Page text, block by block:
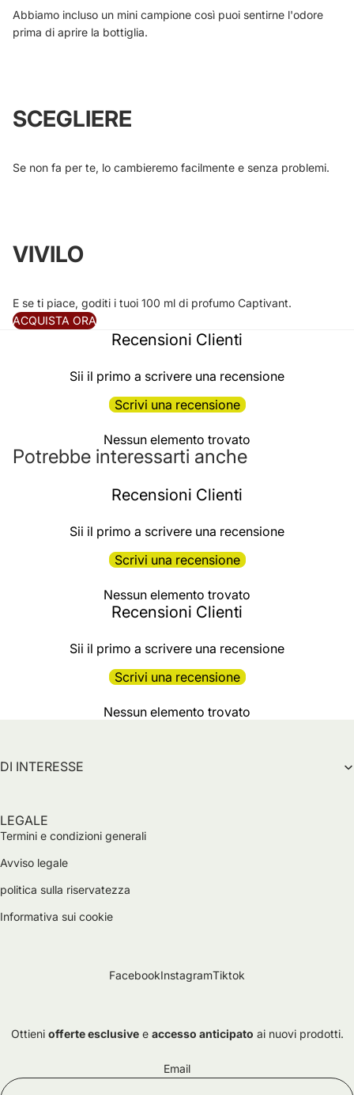
Abbiamo incluso un mini campione così puoi sentirne l'odore
prima di aprire la bottiglia.
SCEGLIERE
Se non fa per te, lo cambieremo facilmente e senza problemi.
VIVILO
E se ti piace, goditi i tuoi 100 ml di profumo Captivant.
ACQUISTA ORA
Recensioni Clienti
Sii il primo a scrivere una recensione
Scrivi una recensione
Nessun elemento trovato
Potrebbe interessarti anche
Recensioni Clienti
Sii il primo a scrivere una recensione
Scrivi una recensione
Nessun elemento trovato
Recensioni Clienti
Sii il primo a scrivere una recensione
Scrivi una recensione
Nessun elemento trovato
DI INTERESSE
LEGALE
Termini e condizioni generali
Avviso legale
politica sulla riservatezza
Informativa sui cookie
FacebookInstagramTiktok
Ottieni offerte esclusivee accesso anticipato ai nuovi prodotti.
Email